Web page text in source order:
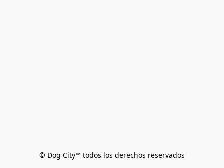
© Dog City™ todos los derechos reservados